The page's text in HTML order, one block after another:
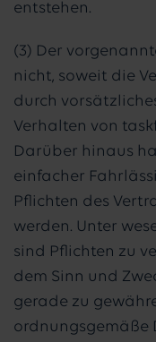
entstehen.
(3) Der
nicht, soweit die
durch
Verhalten von
Darüber hinaus
einfacher
Pflichten des
werden. Unter
sind Pflichten zu
dem Sinn und
gerade zu
ordnungsgemäße